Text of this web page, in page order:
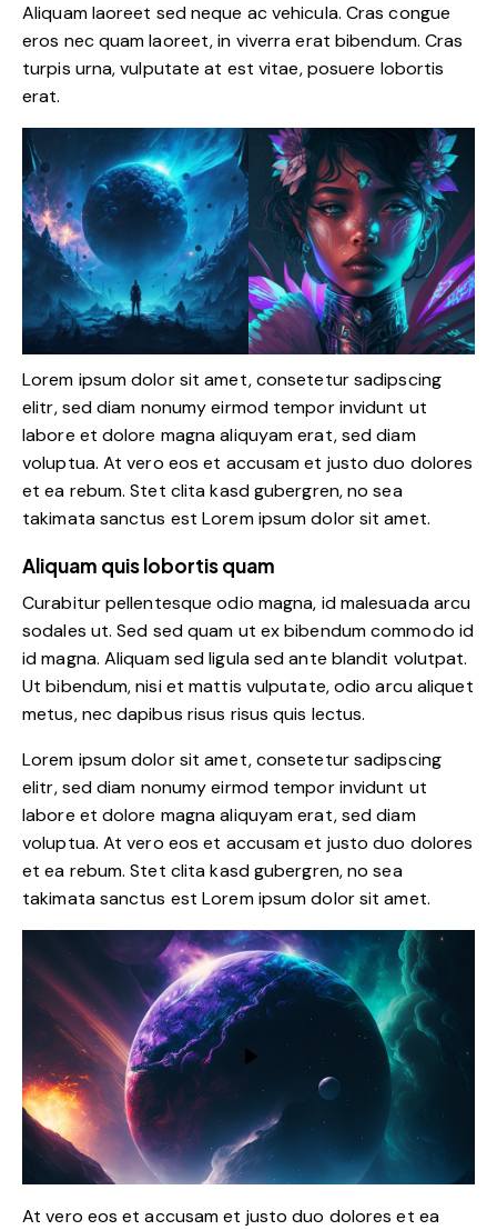
Aliquam laoreet sed neque ac vehicula. Cras congue
eros nec quam laoreet, in viverra erat bibendum. Cras
turpis urna, vulputate at est vitae, posuere lobortis
erat.
Lorem ipsum dolor sit amet, consetetur sadipscing
elitr, sed diam nonumy eirmod tempor invidunt ut
labore et dolore magna aliquyam erat, sed diam
voluptua. At vero eos et accusam et justo duo dolores
et ea rebum. Stet clita kasd gubergren, no sea
takimata sanctus est Lorem ipsum dolor sit amet.
Aliquam quis lobortis quam
Curabitur pellentesque odio magna, id malesuada arcu
sodales ut. Sed sed quam ut ex bibendum commodo id
id magna. Aliquam sed ligula sed ante blandit volutpat.
Ut bibendum, nisi et mattis vulputate, odio arcu aliquet
metus, nec dapibus risus risus quis lectus.
Lorem ipsum dolor sit amet, consetetur sadipscing
elitr, sed diam nonumy eirmod tempor invidunt ut
labore et dolore magna aliquyam erat, sed diam
voluptua. At vero eos et accusam et justo duo dolores
et ea rebum. Stet clita kasd gubergren, no sea
takimata sanctus est Lorem ipsum dolor sit amet.
At vero eos et accusam et justo duo dolores et ea